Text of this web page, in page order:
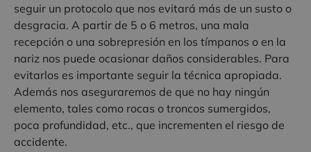
seguir un protocolo que nos evitará más de un susto o
desgracia. A partir de 5 o 6 metros, una mala
recepción o una sobrepresión en los tímpanos o en la
nariz nos puede ocasionar daños considerables. Para
evitarlos es importante seguir la técnica apropiada.
Además nos aseguraremos de que no hay ningún
elemento, tales como rocas o troncos sumergidos,
poca profundidad, etc., que incrementen el riesgo de
accidente.